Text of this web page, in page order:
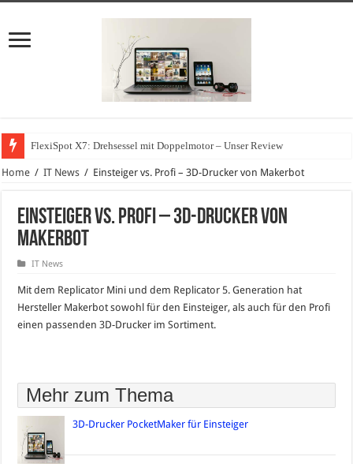
FlexiSpot X7: Drehsessel mit Doppelmotor – Unser Review
Home / IT News / Einsteiger vs. Profi – 3D-Drucker von Makerbot
Einsteiger vs. Profi – 3D-Drucker von
Makerbot
IT News
Mit dem Replicator Mini und dem Replicator 5. Generation hat
Hersteller Makerbot sowohl für den Einsteiger, als auch für den Profi
einen passenden 3D-Drucker im Sortiment.
Mehr zum Thema
3D-Drucker PocketMaker für Einsteiger